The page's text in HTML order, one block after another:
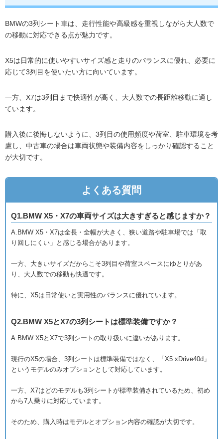
BMWの3列シート車は、走行性能や高級感を重視しながら大人数で
の移動に対応できる点が魅力です。
X5は日常的に使いやすいサイズ感と走りのバランスに優れ、必要に
応じて3列目を使いたい方に向いています。
一方、X7は3列目まで快適性が高く、大人数での長距離移動に適し
ています。
購入後に後悔しないように、3列目の使用頻度や荷室、駐車環境を考
慮し、中古車の場合は車両状態や装備内容をしっかり確認すること
が大切です。
よくある質問
Q1.BMW X5・X7の車両サイズは大きすぎると感じますか？
A. BMW X5・X7は全長・全幅が大きく、狭い道路や駐車場では「取
り回しにくい」と感じる場合があります。
一方、大きいサイズだからこそ3列目や荷室スペースにゆとりがあ
り、大人数での移動も快適です。
特に、X5は日常使いと実用性のバランスに優れています。
Q2.BMW X5とX7の3列シートは標準装備ですか？
A. BMW X5とX7で3列シートの取り扱いに違いがあります。
現行のX5の場合、3列シートは標準装備ではなく、「X5 xDrive40d」
というモデルのみオプションとして対応しています。
一方、X7はどのモデルも3列シートが標準装備されているため、初め
から7人乗りに対応しています。
そのため、購入時はモデルとオプション内容の確認が大切です。